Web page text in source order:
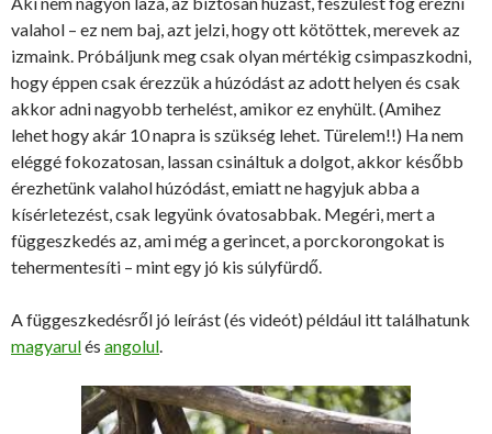
valahol – ez nem baj, azt jelzi, hogy ott kötöttek, merevek az
izmaink. Próbáljunk meg csak olyan mértékig csimpaszkodni,
hogy éppen csak érezzük a húzódást az adott helyen és csak
akkor adni nagyobb terhelést, amikor ez enyhült. (Amihez
lehet hogy akár 10 napra is szükség lehet. Türelem!!) Ha nem
eléggé fokozatosan, lassan csináltuk a dolgot, akkor később
érezhetünk valahol húzódást, emiatt ne hagyjuk abba a
kísérletezést, csak legyünk óvatosabbak. Megéri, mert a
függeszkedés az, ami még a gerincet, a porckorongokat is
tehermentesíti – mint egy jó kis súlyfürdő.
A függeszkedésről jó leírást (és videót) például itt találhatunk
magyarulés angolul.